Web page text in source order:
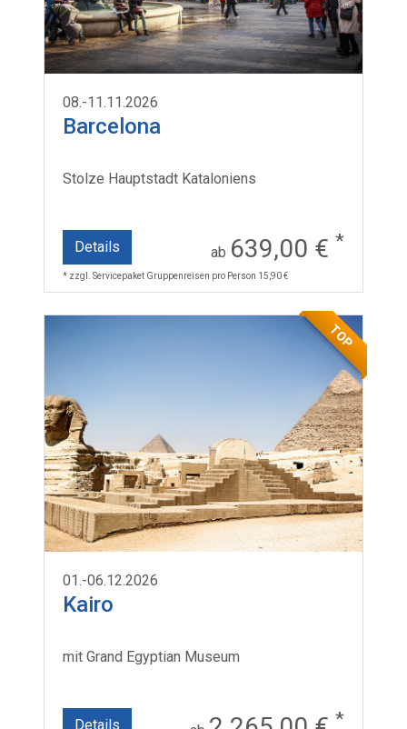
08.-11.11.2026
Barcelona
Stolze Hauptstadt Kataloniens
Details ab 639,00 € *
* zzgl. Servicepaket Gruppenreisen pro Person 15,90 €
TOP
01.-06.12.2026
Kairo
mit Grand Egyptian Museum
Details *